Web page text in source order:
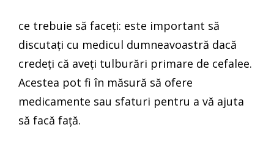
ce trebuie să faceți: este important să
discutați cu medicul dumneavoastră dacă
credeți că aveți tulburări primare de cefalee.
Acestea pot fi în măsură să ofere
medicamente sau sfaturi pentru a vă ajuta
să facă față.